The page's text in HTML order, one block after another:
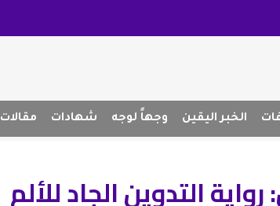
الخبر اليقين وجهاً لوجه شهادات مقالات
التدوين الجاد للألم